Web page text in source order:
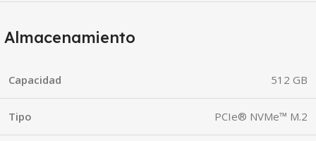
Almacenamiento
Capacidad 512 GB
Tipo PCIe® NVMe™ M.2